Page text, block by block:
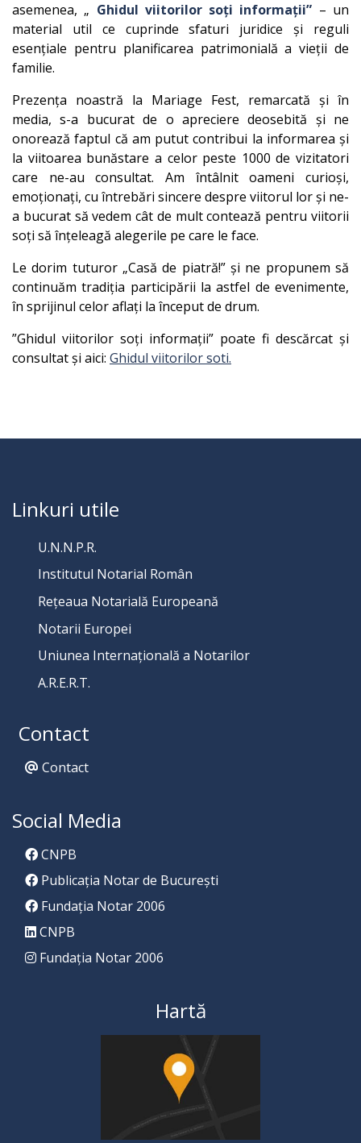
asemenea, „ Ghidul viitorilor soți informații” – un
material util ce cuprinde sfaturi juridice și reguli
esențiale pentru planificarea patrimonială a vieții de
familie.
Prezența noastră la Mariage Fest, remarcată și în
media, s-a bucurat de o apreciere deosebită și ne
onorează faptul că am putut contribui la informarea și
la viitoarea bunăstare a celor peste 1000 de vizitatori
care ne-au consultat. Am întâlnit oameni curioși,
emoționați, cu întrebări sincere despre viitorul lor și ne-
a bucurat să vedem cât de mult contează pentru viitorii
soți să înțeleagă alegerile pe care le face.
Le dorim tuturor „Casă de piatră!” și ne propunem să
continuăm tradiția participării la astfel de evenimente,
în sprijinul celor aflați la început de drum.
”Ghidul viitorilor soți informații” poate fi descărcat și
consultat și aici: Ghidul viitorilor soti.
Linkuri utile
U.N.N.P.R.
Institutul Notarial Român
Rețeaua Notarială Europeană
Notarii Europei
Uniunea Internațională a Notarilor
A.R.E.R.T.
Contact
Contact
Social Media
CNPB
Publicația Notar de București
Fundația Notar 2006
CNPB
Fundația Notar 2006
Hartă